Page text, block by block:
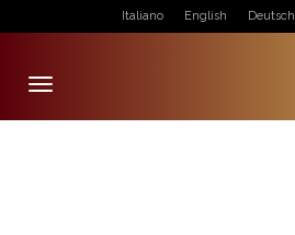
Italiano English Deutsch
Toggle
navigation